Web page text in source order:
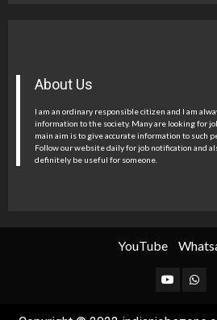
About Us
I am an ordinary responsible citizen and I am
information to the society. Many are looking for
main aim is to give accurate information to such
Follow our website daily for job notification and
definitely be useful for someone.
YouTube
YouTube